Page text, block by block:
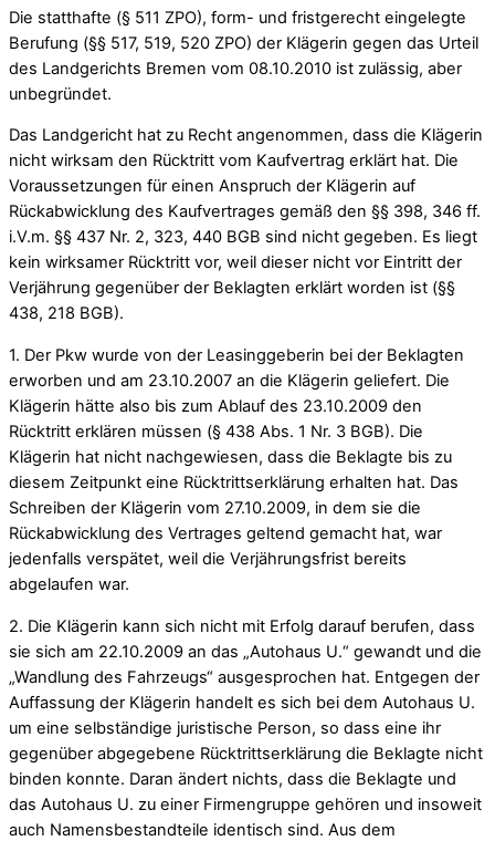
Die statthafte (§ 511 ZPO), form- und fristgerecht eingelegte
Berufung (§§ 517, 519, 520 ZPO) der Klägerin gegen das Urteil
des Landgerichts Bremen vom 08.10.2010 ist zulässig, aber
unbegründet.
Das Landgericht hat zu Recht angenommen, dass die Klägerin
nicht wirksam den Rücktritt vom Kaufvertrag erklärt hat. Die
Voraussetzungen für einen Anspruch der Klägerin auf
Rückabwicklung des Kaufvertrages gemäß den §§ 398, 346 ff.
i.V.m. §§ 437 Nr. 2, 323, 440 BGB sind nicht gegeben. Es liegt
kein wirksamer Rücktritt vor, weil dieser nicht vor Eintritt der
Verjährung gegenüber der Beklagten erklärt worden ist (§§
438, 218 BGB).
1. Der Pkw wurde von der Leasinggeberin bei der Beklagten
erworben und am 23.10.2007 an die Klägerin geliefert. Die
Klägerin hätte also bis zum Ablauf des 23.10.2009 den
Rücktritt erklären müssen (§ 438 Abs. 1 Nr. 3 BGB). Die
Klägerin hat nicht nachgewiesen, dass die Beklagte bis zu
diesem Zeitpunkt eine Rücktrittserklärung erhalten hat. Das
Schreiben der Klägerin vom 27.10.2009, in dem sie die
Rückabwicklung des Vertrages geltend gemacht hat, war
jedenfalls verspätet, weil die Verjährungsfrist bereits
abgelaufen war.
2. Die Klägerin kann sich nicht mit Erfolg darauf berufen, dass
sie sich am 22.10.2009 an das „Autohaus U.“ gewandt und die
„Wandlung des Fahrzeugs“ ausgesprochen hat. Entgegen der
Auffassung der Klägerin handelt es sich bei dem Autohaus U.
um eine selbständige juristische Person, so dass eine ihr
gegenüber abgegebene Rücktrittserklärung die Beklagte nicht
binden konnte. Daran ändert nichts, dass die Beklagte und
das Autohaus U. zu einer Firmengruppe gehören und insoweit
auch Namensbestandteile identisch sind. Aus dem